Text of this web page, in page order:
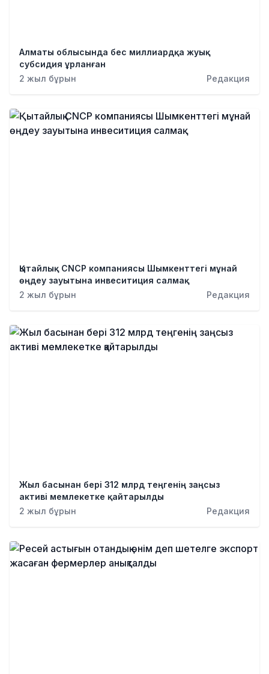
Алматы облысында бес миллиардқа жуық
субсидия ұрланған
2 жыл бұрын
Редакция
Қытайлық CNCP компаниясы Шымкенттегі мұнай
өңдеу зауытына инвеситиция салмақ
2 жыл бұрын
Редакция
Жыл басынан бері 312 млрд теңгенің заңсыз
активі мемлекетке қайтарылды
2 жыл бұрын
Редакция